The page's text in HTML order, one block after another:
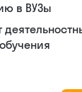
в ВУЗы